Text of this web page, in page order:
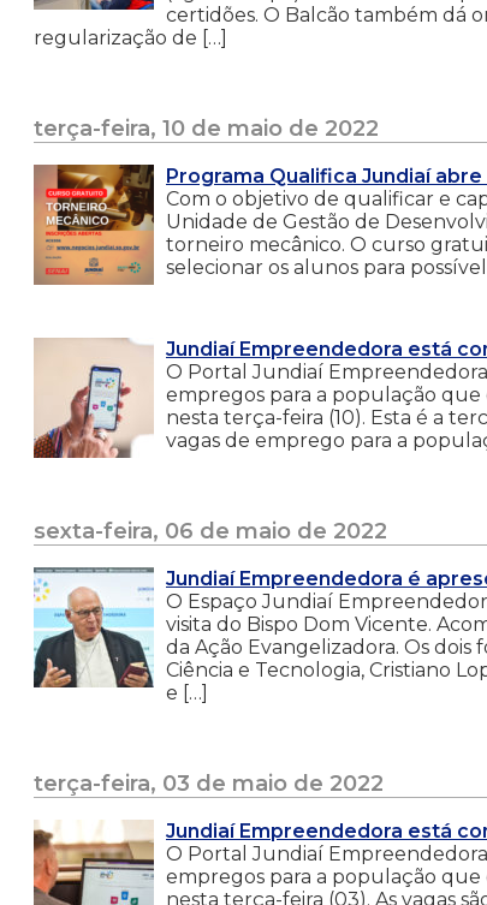
certidões. O Balcão também dá
regularização de […]
terça-feira, 10 de maio de 2022
Programa Qualifica Jundiaí
Com o objetivo de qualificar e
Unidade de Gestão de
torneiro mecânico. O curso
selecionar os alunos para
Jundiaí Empreendedora está
O Portal Jundiaí
empregos para a população
nesta terça-feira (10). Esta é a
vagas de emprego para a
sexta-feira, 06 de maio de 2022
Jundiaí Empreendedora é
O Espaço Jundiaí
visita do Bispo Dom Vicente.
da Ação Evangelizadora. Os
Ciência e Tecnologia, Cristiano
e […]
terça-feira, 03 de maio de 2022
Jundiaí Empreendedora está
O Portal Jundiaí
empregos para a população
nesta terça-feira (03). As vagas